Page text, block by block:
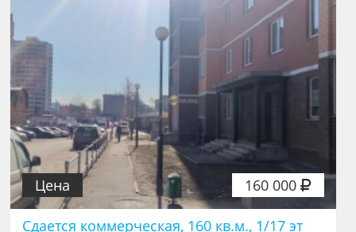
160 000
Цена
Сдается коммерческая, 160 кв.м., 1/17 эт